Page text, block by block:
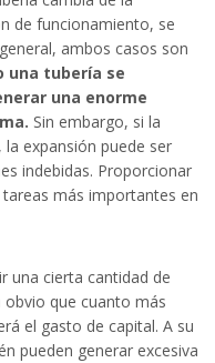
de funcionamiento, se
ambos casos son
una tubería se
una enorme
Sin embargo, si la
expansión puede ser
indebidas. Proporcionar
más importantes en
una cierta cantidad de
que cuanto más
el gasto de capital. A su
pueden generar excesiva